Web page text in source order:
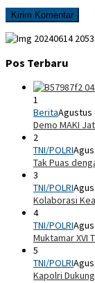
Pos Terbaru
1
BeritaAgustus
Demo MAKI
2
TNI/POLRI
Tak Puas
3
TNI/POLRI
Kolaborasi
4
TNI/POLRI
Muktamar XVI
5
TNI/POLRI
Kapolri